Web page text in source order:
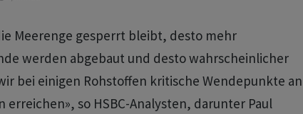
Meerenge gesperrt bleibt, desto mehr
werden abgebaut und desto wahrscheinlicher
bei einigen Rohstoffen kritische Wendepunkte an
erreichen», so HSBC-Analysten, darunter Paul